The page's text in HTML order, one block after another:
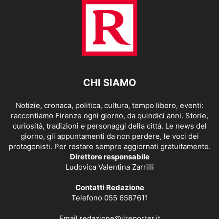
CHI SIAMO
Notizie, cronaca, politica, cultura, tempo libero, eventi:
raccontiamo Firenze ogni giorno, da quindici anni. Storie,
curiosità, tradizioni e personaggi della città. Le news del
giorno, gli appuntamenti da non perdere, le voci dei
protagonisti. Per restare sempre aggiornati gratuitamente.
Direttore responsabile
Ludovica Valentina Zarrilli
Contatti Redazione
Telefono 055 6587611